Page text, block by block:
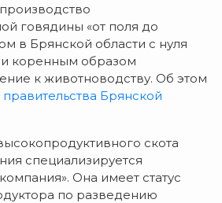
говядины «от поля до
в Брянской области с нуля
коренным образом
к животноводству. Об этом
правительства Брянской
скота
специализируется
Она имеет статус
по разведению